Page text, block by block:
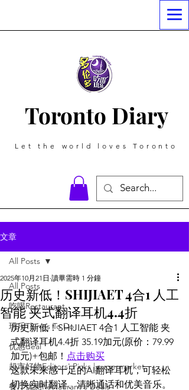
Toronto Diary
Let the world loves Toronto
文章
All Posts
吃喝Restaurant
玩乐Things To Do
优惠deal
超市好物Editors' Picks | supermarket
餐厅优惠Restaurant's Deals
All Posts
历史新低！SHIJIAET 4合1 人工
智能 夹式翻译耳机4.4折
2025年10月21日 讀畢需時 1 分鐘
历史新低！SHIJIAET 4合1 人工智能 夹
式翻译耳机4.4折 35.19加元(原价：79.99
加元)+包邮！ 点击购买
这款未来感十足的AI翻译耳机，可轻松
切换实时翻译、清晰通话和优美音乐。